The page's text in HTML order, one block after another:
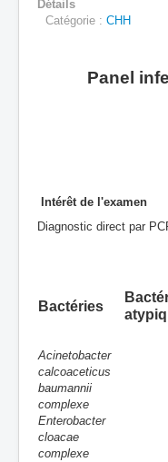
Détails
Catégorie : CHH
Panel
Intérêt de l'examen
Diagnostic direct par
Bactéries
Acinetobacter
calcoaceticus
baumannii
complexe
Enterobacter
cloacae
complexe